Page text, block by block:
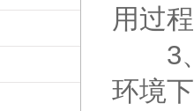
用过
3、
环境